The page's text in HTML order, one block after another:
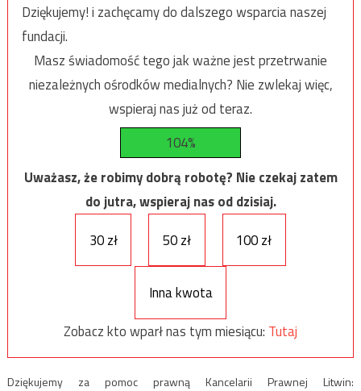
Dziękujemy! i zachęcamy do dalszego wsparcia naszej
fundacji.
Masz świadomość tego jak ważne jest przetrwanie
niezależnych ośrodków medialnych? Nie zwlekaj więc,
wspieraj nas już od teraz.
104%
Uważasz, że robimy dobrą robotę? Nie czekaj zatem
do jutra, wspieraj nas od dzisiaj.
30 zł
50 zł 100 zł
Inna kwota
Zobacz kto wparł nas tym miesiącu: Tutaj
Dziękujemy za pomoc prawną Kancelarii Prawnej Litwin: